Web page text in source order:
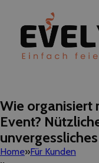
Wie organisiert
Event?
Home Für Kunden